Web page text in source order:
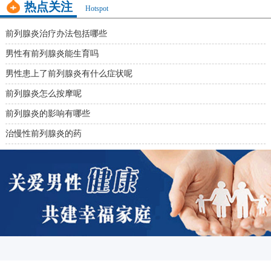
热点关注 Hotspot
前列腺炎治疗办法包括哪些
男性有前列腺炎能生育吗
男性患上了前列腺炎有什么症状呢
前列腺炎怎么按摩呢
前列腺炎的影响有哪些
治慢性前列腺炎的药